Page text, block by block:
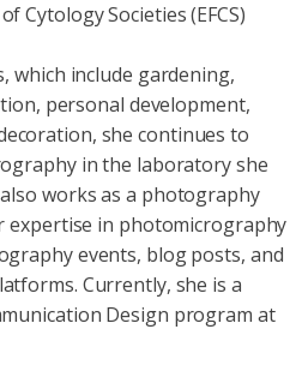
Cytology Societies (EFCS)
which include gardening,
personal development,
she continues to
in the laboratory she
works as a photography
expertise in photomicrography
events, blog posts, and
Currently, she is a
Design program at